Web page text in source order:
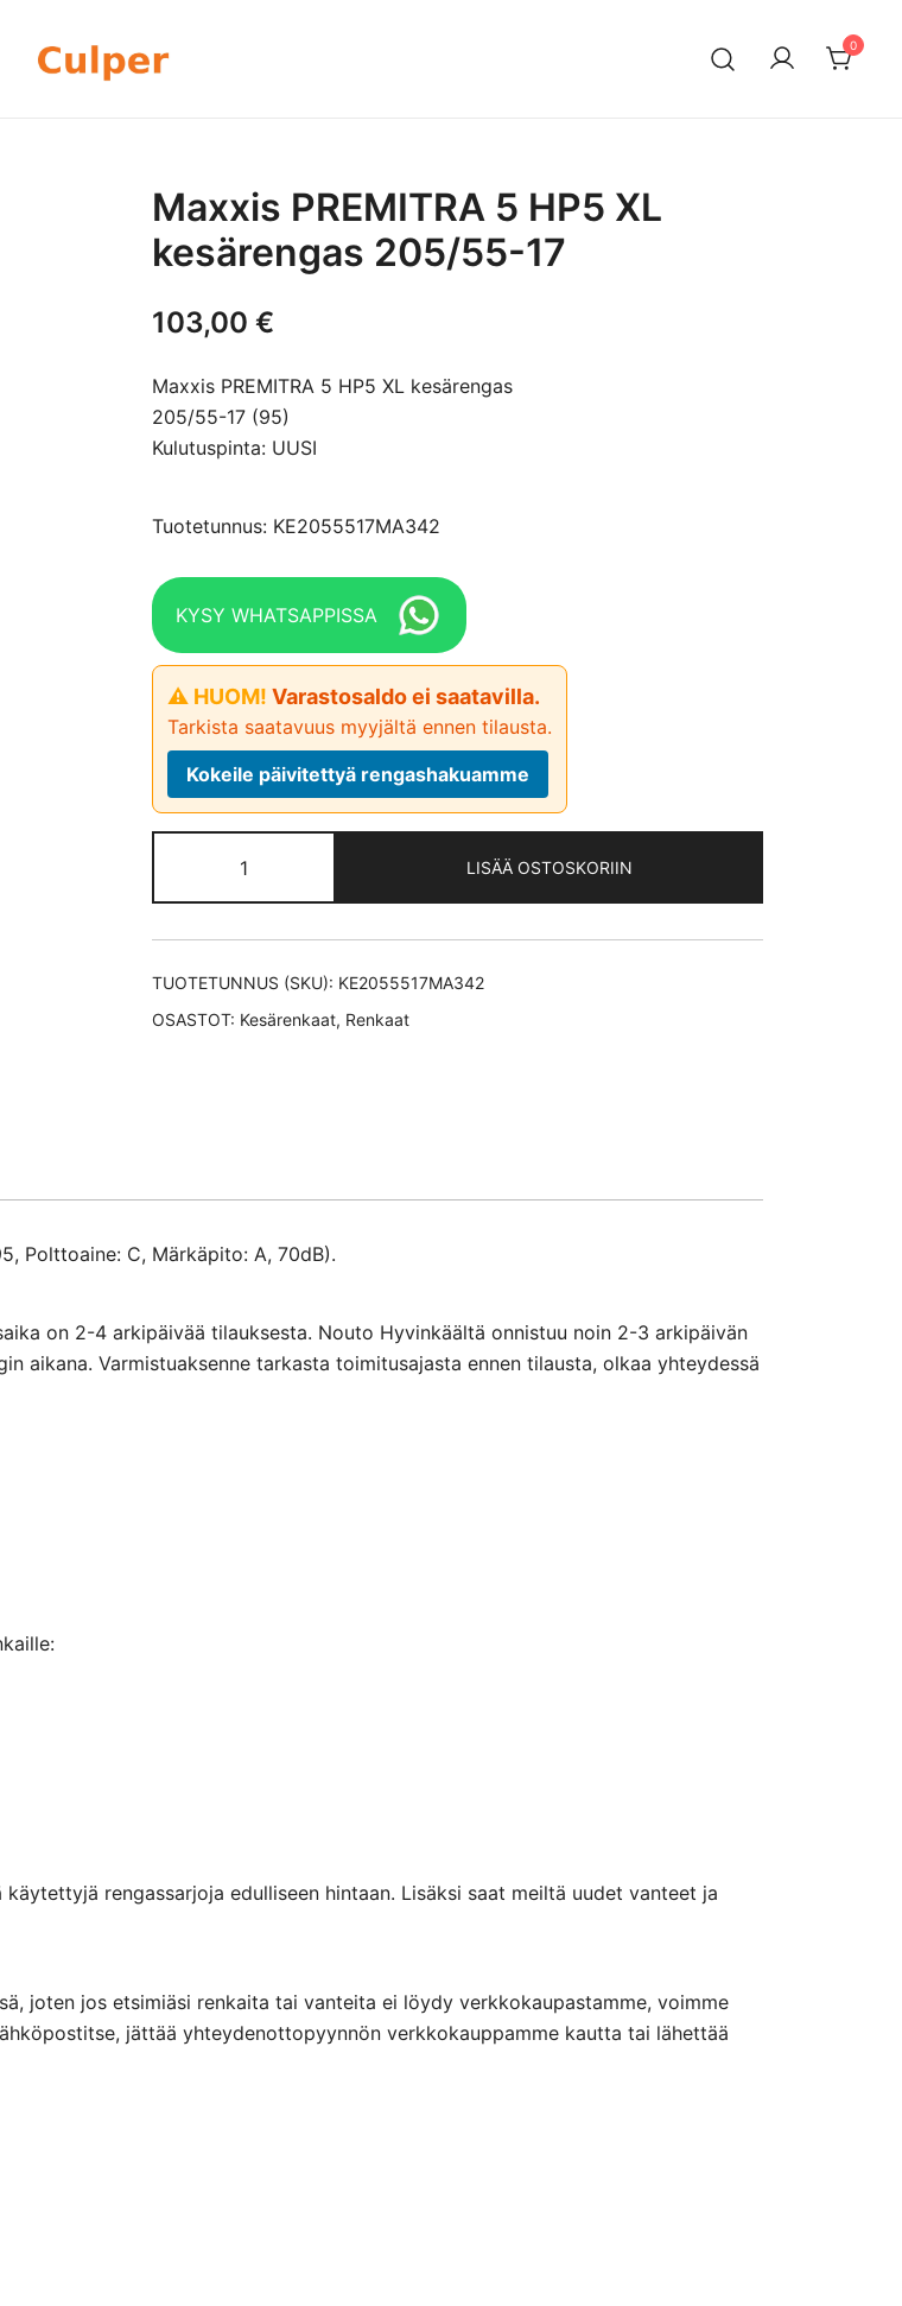
0
Maxxis PREMITRA 5 HP5 XL
kesärengas 205/55-17
103,00 €
Maxxis PREMITRA 5 HP5 XL kesärengas
205/55-17 (95)
Kulutuspinta: UUSI
Tuotetunnus: KE2055517MA342
KYSY WHATSAPPISSA
⚠ HUOM! Varastosaldo ei saatavilla.
Tarkista saatavuus myyjältä ennen tilausta.
Kokeile päivitettyä rengashakuamme
PREMITRA
5
HP5 XL
kesärengas
17
LISÄÄ OSTOSKORIIN
TUOTETUNNUS (SKU): KE2055517MA342
OSASTOT: Kesärenkaat, Renkaat
Polttoaine: C, Märkäpito: A, 70dB).
on 2-4 arkipäivää tilauksesta. Nouto Hyvinkäältä onnistuu noin 2-3 arkipäivän
aikana. Varmistuaksenne tarkasta toimitusajasta ennen tilausta, olkaa yhteydessä
rengassarjoja edulliseen hintaan. Lisäksi saat meiltä uudet vanteet ja
joten jos etsimiäsi renkaita tai vanteita ei löydy verkkokaupastamme, voimme
jättää yhteydenottopyynnön verkkokauppamme kautta tai lähettää